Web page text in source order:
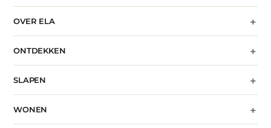
OVER ELA +
ONTDEKKEN +
SLAPEN +
WONEN +